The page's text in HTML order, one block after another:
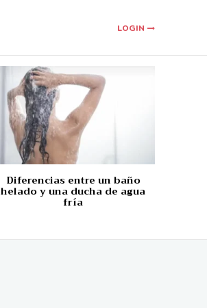
LOGIN
Diferencias entre un baño
helado y una ducha de agua
fría